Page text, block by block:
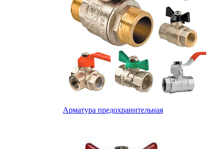
Арматура предохранительная